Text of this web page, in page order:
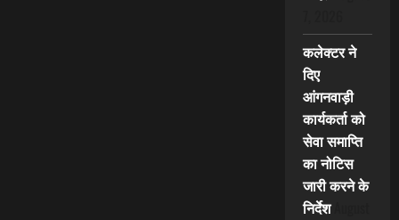
कलेक्टर ने
दिए
आंगनवाड़ी
कार्यकर्ता को
सेवा समाप्ति
का नोटिस
जारी करने के
निर्देश